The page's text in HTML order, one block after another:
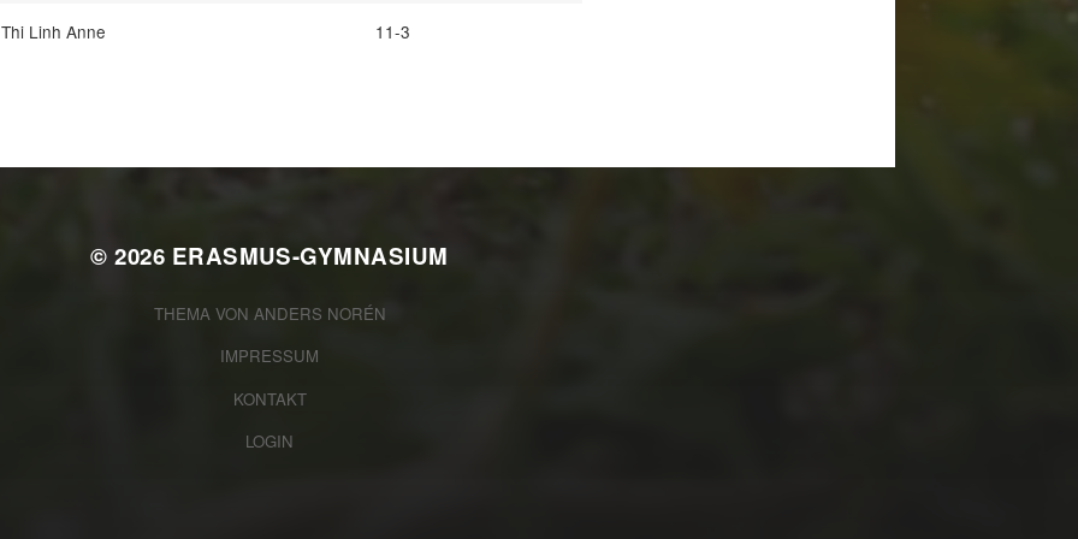
Linh Anne 11-3
© 2026 ERASMUS-GYMNASIUM
THEMA VON ANDERS NORÉN
IMPRESSUM
KONTAKT
LOGIN